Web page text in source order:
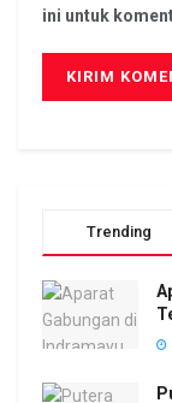
ini untuk
Trending